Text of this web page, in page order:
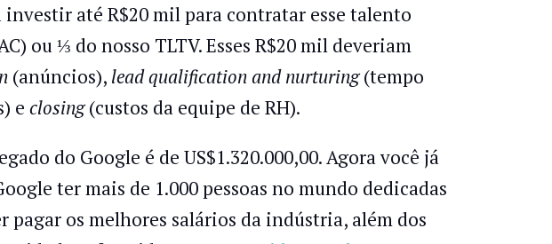
investir até R$20 mil para contratar esse talento
ou ⅓ do nosso TLTV. Esses R$20 mil deveriam
(anúncios), lead qualification and nurturing(tempo
e closing(custos da equipe de RH).
do Google é de US$1.320.000,00. Agora você já
ter mais de 1.000 pessoas no mundo dedicadas
pagar os melhores salários da indústria, além dos